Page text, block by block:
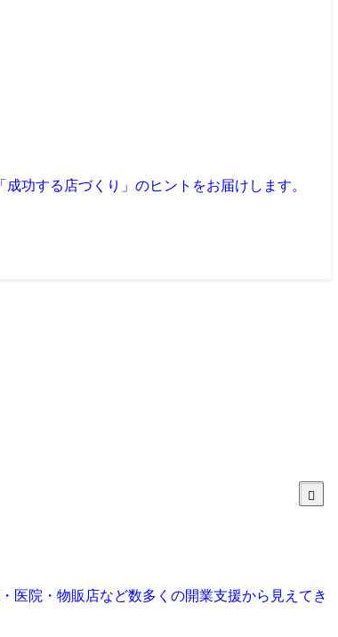
功する店づくり」のヒントをお届けします。
医院・物販店など数多くの開業支援から見えてき